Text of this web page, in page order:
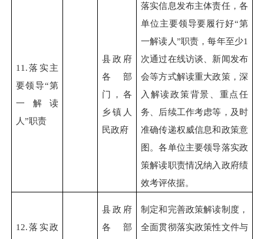
11.落实主
要领导“第
一解读
人”职责
县政府
各部
门，各
乡镇人
民政府
落实信息发布主体责任，各
单位主要领导要履行好“第
一解读人”职责，每年至少1
次通过在线访谈、新闻发布
会等方式解读重大政策，深
入解读政策背景、重点任
务、后续工作考虑等，及时
准确传递权威信息和政策意
图。各单位主要领导落实政
策解读职责情况纳入政府绩
效考评依据。
12.落实政
县政府
各部
制定和完善政策解读制度，
全面贯彻落实政策性文件与